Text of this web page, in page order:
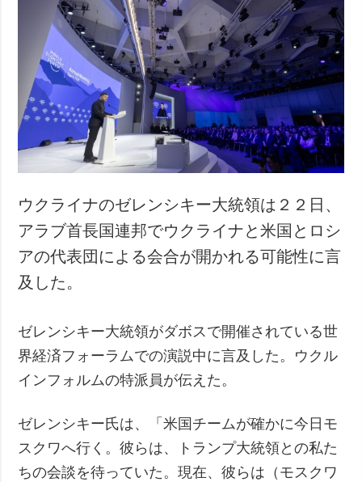
ウクライナのゼレンシキー大統領は２２日、
アラブ首長国連邦でウクライナと米国とロシ
アの代表団による会合が開かれる可能性に言
及した。
ゼレンシキー大統領がダボスで開催されている世
界経済フォーラムでの演説中に言及した。ウクル
インフォルムの特派員が伝えた。
ゼレンシキー氏は、「米国チームが確かに今日モ
スクワへ行く。彼らは、トランプ大統領との私た
ちの会談を待っていた。現在、彼らは（モスクワ